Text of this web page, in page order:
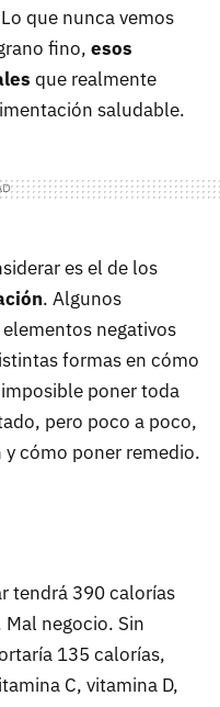
que nunca vemos
fino, esos
que realmente
saludable.
es el de los
. Algunos
negativos
formas en cómo
poner toda
pero poco a poco,
cómo poner remedio.
tendrá 390 calorías
negocio. Sin
135 calorías,
C, vitamina D,